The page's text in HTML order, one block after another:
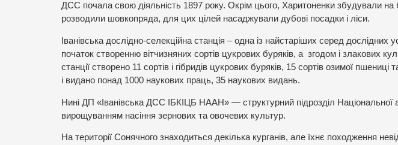
ДСС почала свою діяльність 1897 року. Окрім цього, Харитоненки збудували на
розводили шовкопряда, для цих цілей насаджували дубові посадки і ліси.
Іванівська дослідно-селекційна станція – одна із найстаріших серед дослідних
початок створенню вітчизняних сортів цукрових буряків, а згодом і злакових
станції створено 11 сортів і гібридів цукрових буряків, 15 сортів озимої
і видано понад 1000 наукових праць, 35 наукових видань.
Нині ДП «Іванівська ДСС ІБКІЦБ НААН» — структурний підрозділ Національної
вирощуванням насіння зернових та овочевих культур.
На території Сонячного знаходиться декілька курганів, але їхнє походження